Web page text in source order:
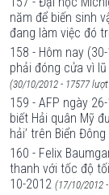
năm để biến sinh
đang làm việc đó
158 - Hôm nay
phải đóng cửa vì
(30/10/2012 - 17577
159 - AFP ngày
biết Hải quân Mỹ
hải’ trên Biển Đông
160 - Felix
thanh với tốc độ
10-2012 (17/10/2012